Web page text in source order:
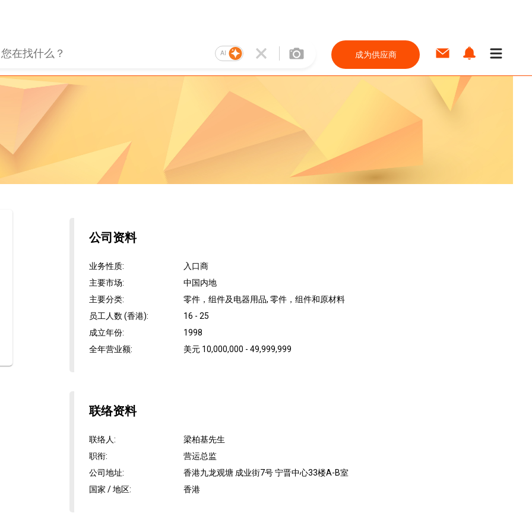
AI 成为供应商
公司资料
业务性质:
入口商
主要市场:
中国内地
主要分类:
零件，组件及电器用品, 零件，组件和原材料
员工人数 (香港):
16 - 25
成立年份:
1998
全年营业额: 美元 10,000,000 - 49,999,999
联络资料
联络人:
梁柏基先生
职衔:
营运总监
公司地址:
香港九龙观塘 成业街7号 宁晋中心33楼A-B室
国家 / 地区: 香港